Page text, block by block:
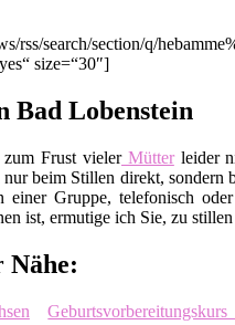
rss/search/section/q/
size=“30″]
Bad Lobenstein
Frust vielerMütterleider
beim Stillen direkt,
Gruppe, telefonisch
ist, ermutige ich Sie, zu